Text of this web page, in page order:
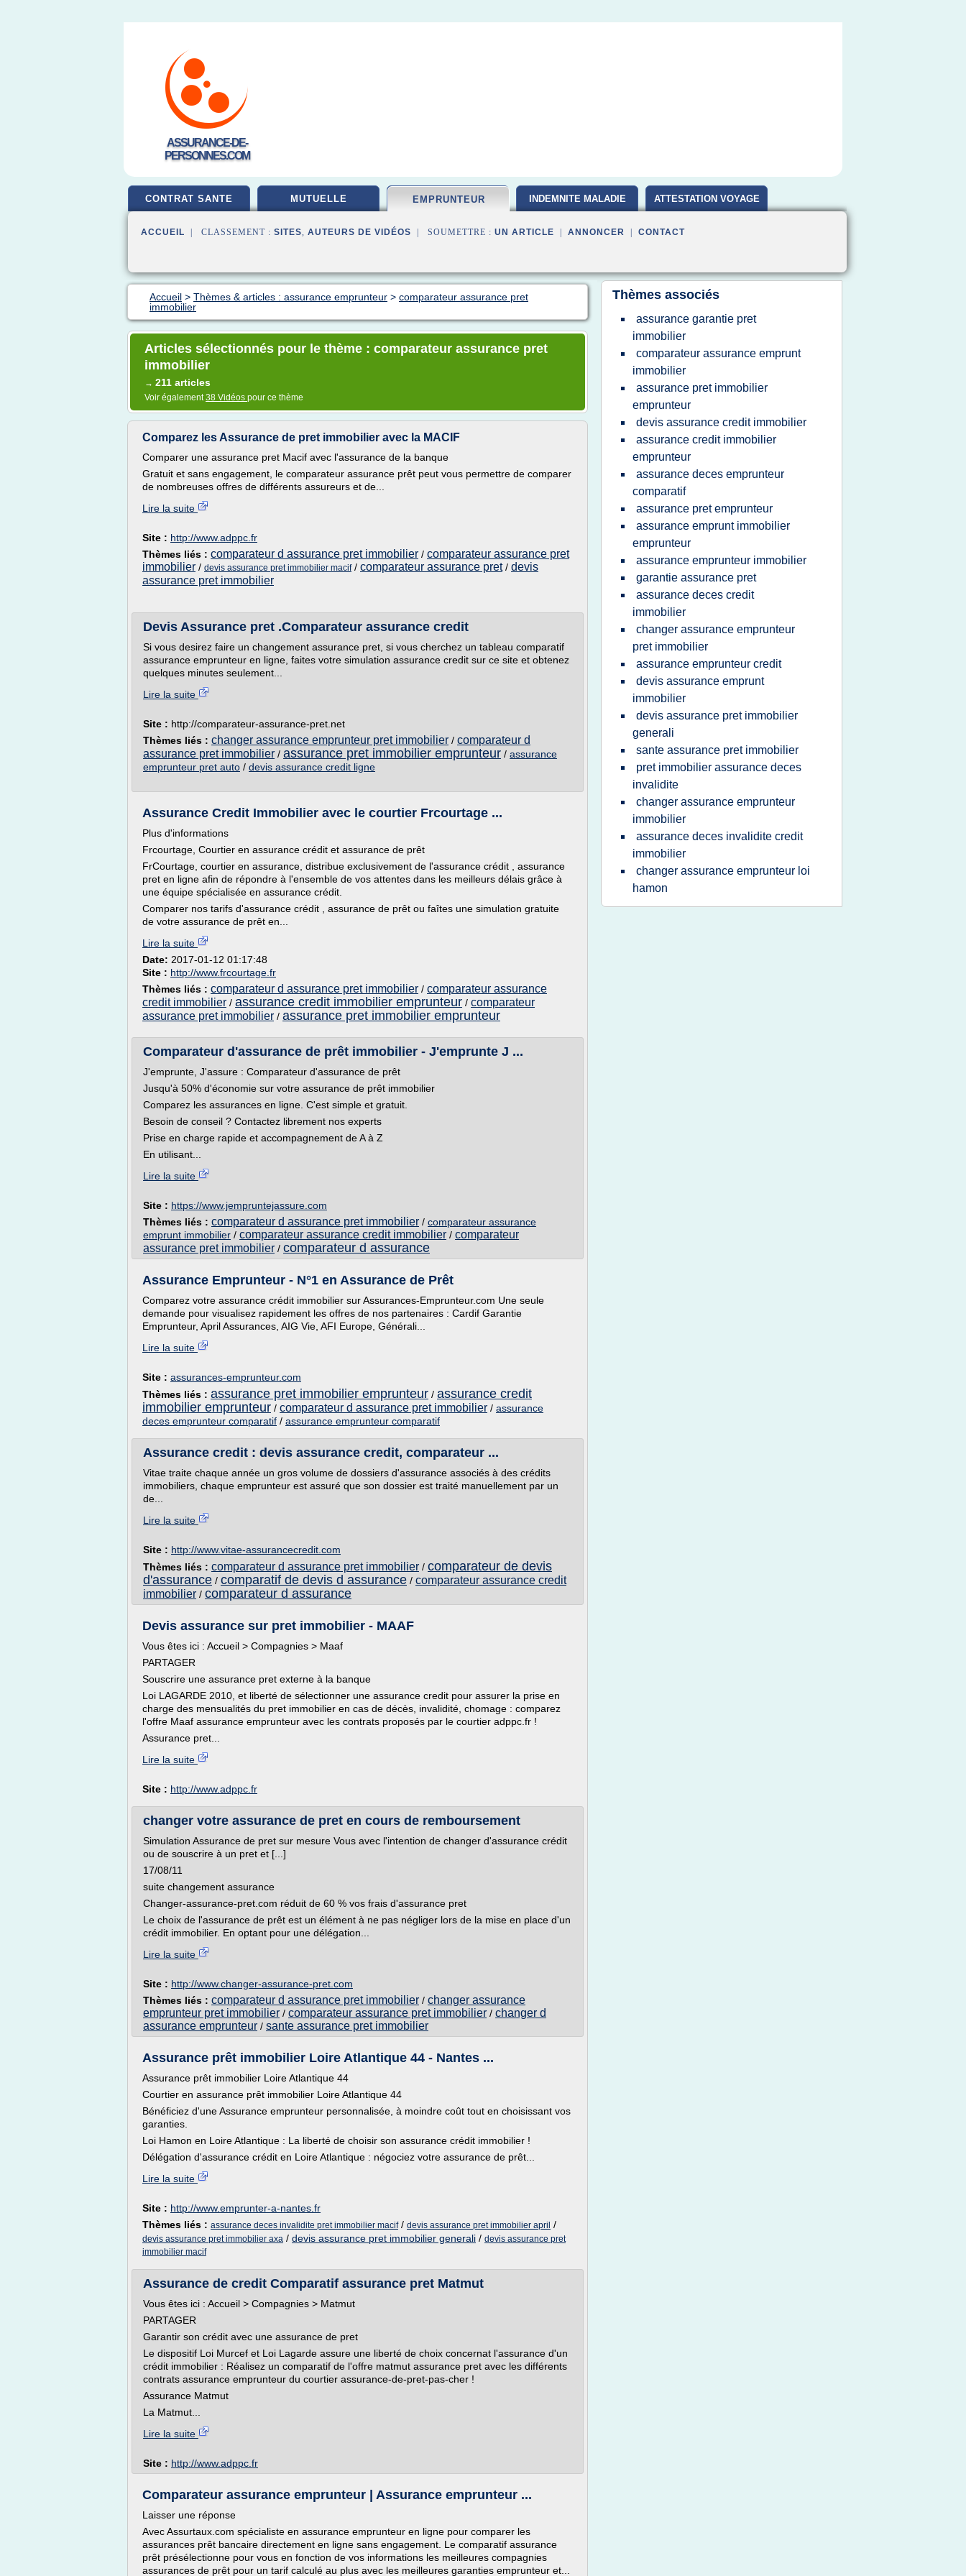
ASSURANCE-DE-
PERSONNES.COM
CONTRAT SANTE MUTUELLE EMPRUNTEUR INDEMNITE MALADIE ATTESTATION VOYAGE
ACCUEIL | CLASSEMENT : SITES, AUTEURS DE VIDÉOS | SOUMETTRE : UN ARTICLE ANNONCER CONTACT
Accueil > Thèmes & articles : assurance emprunteur > comparateur assurance pret
immobilier
Articles sélectionnés pour le thème : comparateur assurance pret
immobilier
→ 211 articles
Voir également38 Vidéos pour ce thème
Comparez les Assurance de pret immobilier avec la MACIF
Comparer une assurance pret Macif avec l'assurance de la banque
Gratuit et sans engagement, le comparateur assurance prêt peut vous permettre de comparer
de nombreuses offres de différents assureurs et de...
Lire la suite
Site : http://www.adppc.fr
Thèmes liés : comparateur d assurance pret immobilier / comparateur assurance pret
immobilier / devis assurance pret immobilier macif/ comparateur assurance pret/ devis
assurance pret immobilier
Devis Assurance pret .Comparateur assurance credit
Si vous desirez faire un changement assurance pret, si vous cherchez un tableau comparatif
assurance emprunteur en ligne, faites votre simulation assurance credit sur ce site et obtenez
quelques minutes seulement...
Lire la suite
Site : http://comparateur-assurance-pret.net
Thèmes liés : changer assurance emprunteur pret immobilier / comparateur d
assurance pret immobilier / assurance pret immobilier emprunteur / assurance
emprunteur pret auto / devis assurance credit ligne
Assurance Credit Immobilier avec le courtier Frcourtage ...
Plus d'informations
Frcourtage, Courtier en assurance crédit et assurance de prêt
FrCourtage, courtier en assurance, distribue exclusivement de l'assurance crédit , assurance
pret en ligne afin de répondre à l'ensemble de vos attentes dans les meilleurs délais grâce à
une équipe spécialisée en assurance crédit.
Comparer nos tarifs d'assurance crédit , assurance de prêt ou faîtes une simulation gratuite
de votre assurance de prêt en...
Lire la suite
Date: 2017-01-12 01:17:48
Site : http://www.frcourtage.fr
Thèmes liés : comparateur d assurance pret immobilier / comparateur assurance
credit immobilier / assurance credit immobilier emprunteur / comparateur
assurance pret immobilier / assurance pret immobilier emprunteur
Comparateur d'assurance de prêt immobilier - J'emprunte J ...
J'emprunte, J'assure : Comparateur d'assurance de prêt
Jusqu'à 50% d'économie sur votre assurance de prêt immobilier
Comparez les assurances en ligne. C'est simple et gratuit.
Besoin de conseil ? Contactez librement nos experts
Prise en charge rapide et accompagnement de A à Z
En utilisant...
Lire la suite
Site : https://www.jempruntejassure.com
Thèmes liés : comparateur d assurance pret immobilier / comparateur assurance
emprunt immobilier / comparateur assurance credit immobilier / comparateur
assurance pret immobilier / comparateur d assurance
Assurance Emprunteur - N°1 en Assurance de Prêt
Comparez votre assurance crédit immobilier sur Assurances-Emprunteur.com Une seule
demande pour visualisez rapidement les offres de nos partenaires : Cardif Garantie
Emprunteur, April Assurances, AIG Vie, AFI Europe, Générali...
Lire la suite
Site : assurances-emprunteur.com
Thèmes liés : assurance pret immobilier emprunteur / assurance credit
immobilier emprunteur / comparateur d assurance pret immobilier / assurance
deces emprunteur comparatif / assurance emprunteur comparatif
Assurance credit : devis assurance credit, comparateur ...
Vitae traite chaque année un gros volume de dossiers d'assurance associés à des crédits
immobiliers, chaque emprunteur est assuré que son dossier est traité manuellement par un
de...
Lire la suite
Site : http://www.vitae-assurancecredit.com
Thèmes liés : comparateur d assurance pret immobilier / comparateur de devis
d'assurance / comparatif de devis d assurance / comparateur assurance credit
immobilier / comparateur d assurance
Devis assurance sur pret immobilier - MAAF
Vous êtes ici : Accueil > Compagnies > Maaf
PARTAGER
Souscrire une assurance pret externe à la banque
Loi LAGARDE 2010, et liberté de sélectionner une assurance credit pour assurer la prise en
charge des mensualités du pret immobilier en cas de décès, invalidité, chomage : comparez
l'offre Maaf assurance emprunteur avec les contrats proposés par le courtier adppc.fr !
Assurance pret...
Lire la suite
Site : http://www.adppc.fr
changer votre assurance de pret en cours de remboursement
Simulation Assurance de pret sur mesure Vous avec l'intention de changer d'assurance crédit
ou de souscrire à un pret et [...]
17/08/11
suite changement assurance
Changer-assurance-pret.com réduit de 60 % vos frais d'assurance pret
Le choix de l'assurance de prêt est un élément à ne pas négliger lors de la mise en place d'un
crédit immobilier. En optant pour une délégation...
Lire la suite
Site : http://www.changer-assurance-pret.com
Thèmes liés : comparateur d assurance pret immobilier / changer assurance
emprunteur pret immobilier / comparateur assurance pret immobilier / changer d
assurance emprunteur / sante assurance pret immobilier
Assurance prêt immobilier Loire Atlantique 44 - Nantes ...
Assurance prêt immobilier Loire Atlantique 44
Courtier en assurance prêt immobilier Loire Atlantique 44
Bénéficiez d'une Assurance emprunteur personnalisée, à moindre coût tout en choisissant vos
garanties.
Loi Hamon en Loire Atlantique : La liberté de choisir son assurance crédit immobilier !
Délégation d'assurance crédit en Loire Atlantique : négociez votre assurance de prêt...
Lire la suite
Site : http://www.emprunter-a-nantes.fr
Thèmes liés : assurance deces invalidite pret immobilier macif/ devis assurance pret immobilier april /
devis assurance pret immobilier axa / devis assurance pret immobilier generali / devis assurance pret
immobilier macif
Assurance de credit Comparatif assurance pret Matmut
Vous êtes ici : Accueil > Compagnies > Matmut
PARTAGER
Garantir son crédit avec une assurance de pret
Le dispositif Loi Murcef et Loi Lagarde assure une liberté de choix concernat l'assurance d'un
crédit immobilier : Réalisez un comparatif de l'offre matmut assurance pret avec les différents
contrats assurance emprunteur du courtier assurance-de-pret-pas-cher !
Assurance Matmut
La Matmut...
Lire la suite
Site : http://www.adppc.fr
Comparateur assurance emprunteur | Assurance emprunteur ...
Laisser une réponse
Avec Assurtaux.com spécialiste en assurance emprunteur en ligne pour comparer les
assurances prêt bancaire directement en ligne sans engagement. Le comparatif assurance
prêt présélectionne pour vous en fonction de vos informations les meilleures compagnies
assurances de prêt pour un tarif calculé au plus avec les meilleures garanties emprunteur et...
Thèmes associés
assurance garantie pret
immobilier
comparateur assurance emprunt
immobilier
assurance pret immobilier
emprunteur
devis assurance credit immobilier
assurance credit immobilier
emprunteur
assurance deces emprunteur
comparatif
assurance pret emprunteur
assurance emprunt immobilier
emprunteur
assurance emprunteur immobilier
garantie assurance pret
assurance deces credit
immobilier
changer assurance emprunteur
pret immobilier
assurance emprunteur credit
devis assurance emprunt
immobilier
devis assurance pret immobilier
generali
sante assurance pret immobilier
pret immobilier assurance deces
invalidite
changer assurance emprunteur
immobilier
assurance deces invalidite credit
immobilier
changer assurance emprunteur loi
hamon